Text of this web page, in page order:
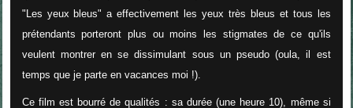
"Les yeux bleus" a effectivement les yeux très bleus et tous les
prétendants porteront plus ou moins les stigmates de ce qu'ils
veulent montrer en se dissimulant sous un pseudo (oula, il est
temps que je parte en vacances moi !).
Ce film est bourré de qualités : sa durée (une heure 10), même si